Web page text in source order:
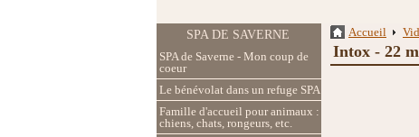
SPA DE SAVERNE
SPA de Saverne - Mon coup de
coeur
Le bénévolat dans un refuge SPA
Famille d'accueil pour animaux :
chiens, chats, rongeurs, etc.
Accueil
Intox - 22